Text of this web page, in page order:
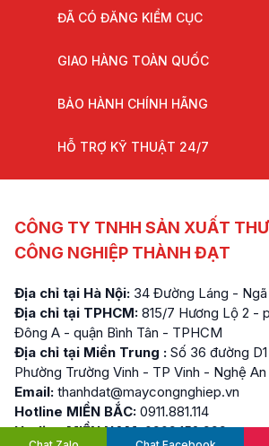
ĐÃ CÓ ĐĂNG KIỂM CỤC
GIAO HÀNG TOÀN QUỐC
BẢO HÀNH CHÍNH HÃNG
HỖ TRỢ KỸ THUẬT 24/7
CÔNG TY TNHH SẢN XUẤT
CÔNG NGHIỆP THÀNH ĐẠT
Địa chỉ tại Hà Nội: 34 Đường Láng -
Địa chỉ tại TPHCM: 815/7 Hương Lộ 2 -
Đông A - quận Bình Tân - TPHCM
Địa chỉ tại Miền Trung : Số 36 đường
Phường Trường Vinh - TP Vinh - Nghệ An
Email: thanhdat@maycongnghiep.vn
Hotline MIỀN BẮC: 0911.881.114
Hotline MIỀN NAM: 0909.152.999